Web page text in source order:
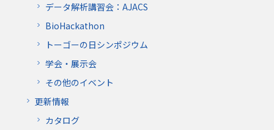
データ解析講習会：AJACS
BioHackathon
トーゴーの日シンポジウム
学会・展示会
その他のイベント
更新情報
カタログ